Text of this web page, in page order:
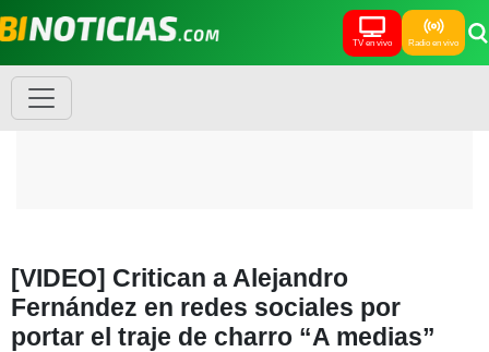
TV en vivo Radio en vivo
[VIDEO] Critican a Alejandro
Fernández en redes sociales por
portar el traje de charro “A medias”